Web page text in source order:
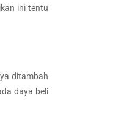
ini tentu
ditambah
daya beli